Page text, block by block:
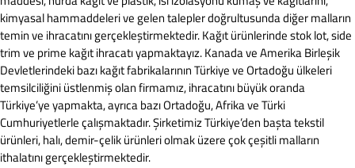
kimyasal hammaddeleri ve gelen talepler doğrultusunda diğer malların
temin ve ihracatını gerçekleştirmektedir. Kağıt ürünlerinde stok lot, side
trim ve prime kağıt ihracatı yapmaktayız. Kanada ve Amerika Birleşik
Devletlerindeki bazı kağıt fabrikalarının Türkiye ve Ortadoğu ülkeleri
temsilciliğini üstlenmiş olan firmamız, ihracatını büyük oranda
Türkiye’ye yapmakta, ayrıca bazı Ortadoğu, Afrika ve Türki
Cumhuriyetlerle çalışmaktadır. Şirketimiz Türkiye’den başta tekstil
ürünleri, halı, demir-çelik ürünleri olmak üzere çok çeşitli malların
ithalatını gerçekleştirmektedir.